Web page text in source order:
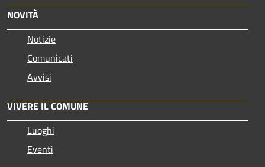
NOVITÀ
Notizie
Comunicati
Avvisi
VIVERE IL COMUNE
Luoghi
Eventi